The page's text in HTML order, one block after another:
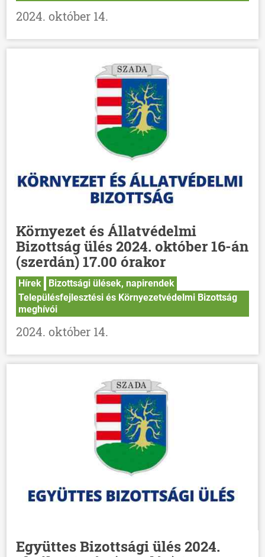
2024. október 14.
Környezet és Állatvédelmi
Bizottság ülés 2024. október 16-án
(szerdán) 17.00 órakor
Hírek
Bizottsági ülések, napirendek
Településfejlesztési és Környezetvédelmi Bizottság
meghívói
2024. október 14.
Együttes Bizottsági ülés 2024.